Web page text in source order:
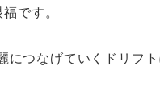
です。
つなげていくドリフト